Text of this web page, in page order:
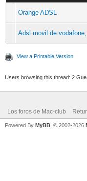
Orange ADSL
Adsl movil de
View a Printable Version
Users browsing this thread: 2
Los foros de Mac-club
Powered By MyBB , © 2002-2026